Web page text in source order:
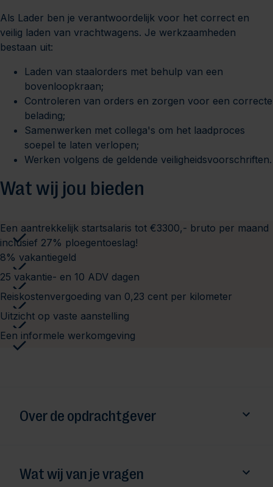
Als Lader ben je verantwoordelijk voor het correct en
veilig laden van vrachtwagens. Je werkzaamheden
bestaan uit:
Laden van staalorders met behulp van een
bovenloopkraan;
Controleren van orders en zorgen voor een correcte
belading;
Samenwerken met collega's om het laadproces
soepel te laten verlopen;
Werken volgens de geldende veiligheidsvoorschriften.
Wat wij jou bieden
Een aantrekkelijk startsalaris tot €3300,- bruto per maand
inclusief 27% ploegentoeslag!
8% vakantiegeld
25 vakantie- en 10 ADV dagen
Reiskostenvergoeding van 0,23 cent per kilometer
Uitzicht op vaste aanstelling
Een informele werkomgeving
Over de opdrachtgever
Wat wij van je vragen